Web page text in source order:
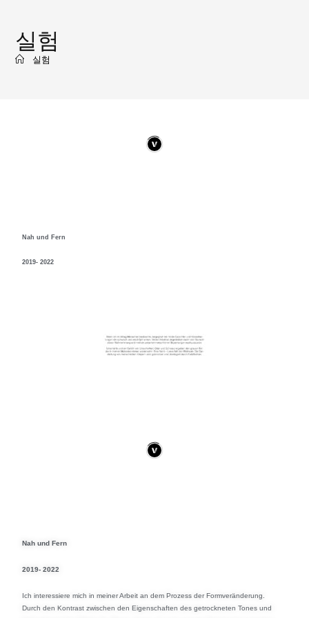
실험
실험
Nah und Fern
2019- 2022
Nah und Fern
2019- 2022
Ich interessiere mich in meiner Arbeit an dem Prozess der Formveränderung.
Durch den Kontrast zwischen den Eigenschaften des getrockneten Tones und